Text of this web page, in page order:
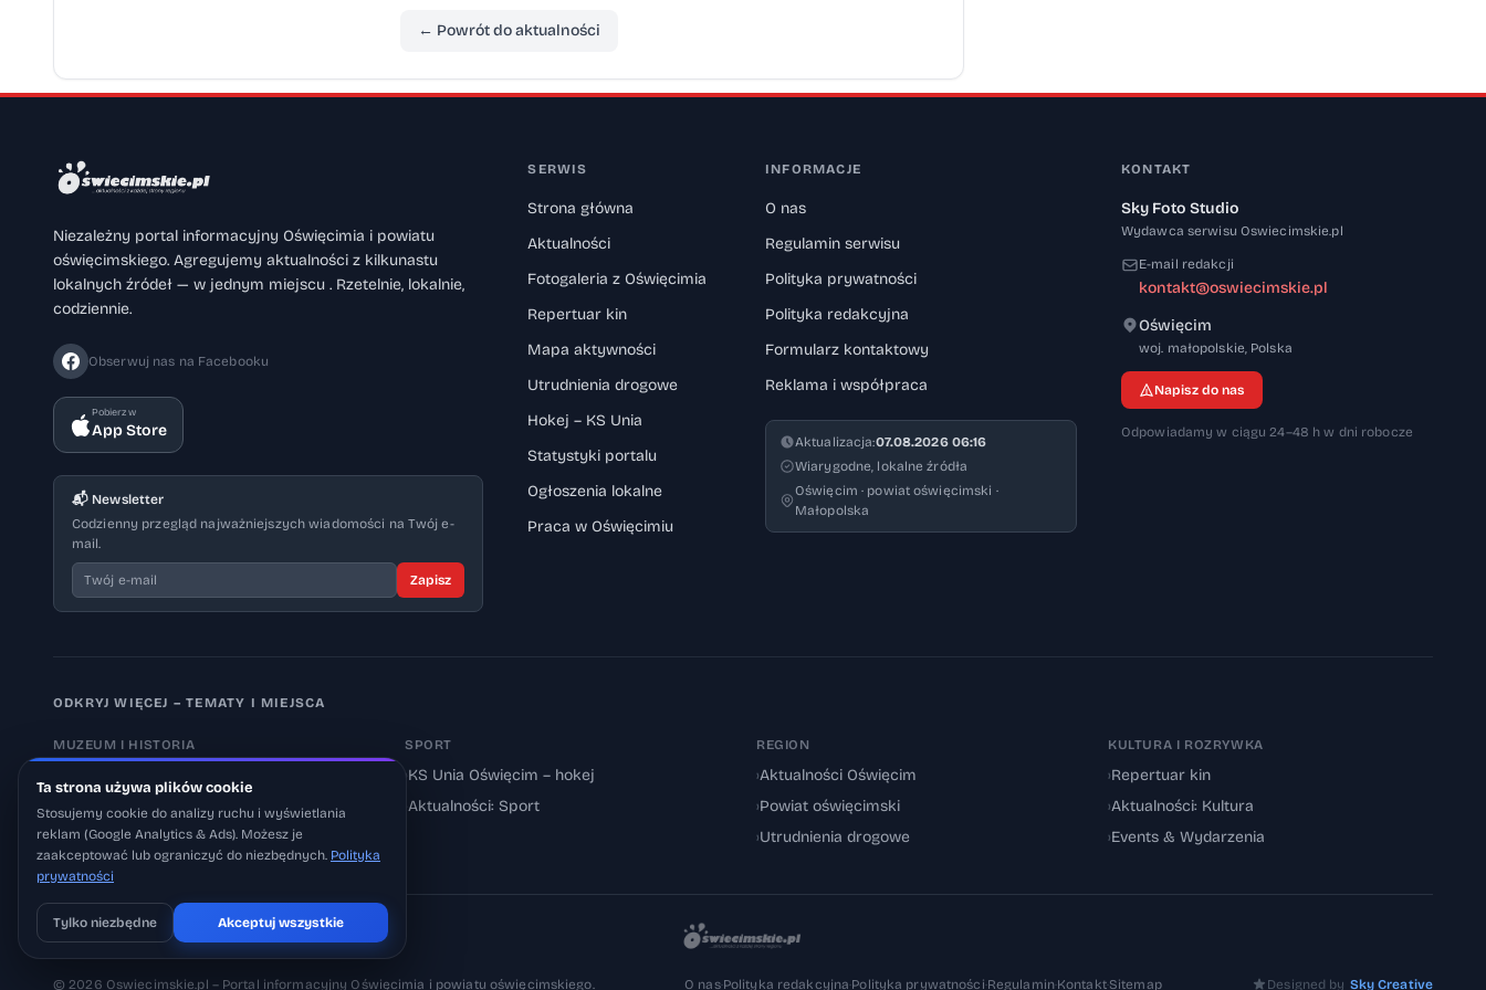
Dniowi Otwartemu OSP Kęty Podlesie, którego zapowiedź znajdą Państwo >>> tutaj <<<.
← Powrót do aktualności
Niezależny portal informacyjny Oświęcimia i powiatu
oświęcimskiego. Agregujemy aktualności z kilkunastu
lokalnych źródeł — w jednym miejscu . Rzetelnie, lokalnie,
codziennie.
Obserwuj nas na Facebooku
Pobierz w
App Store
📬 Newsletter
Codzienny przegląd najważniejszych wiadomości na Twój e-
mail.
Zapisz
SERWIS
Strona główna
Aktualności
Fotogaleria z Oświęcimia
Repertuar kin
Mapa aktywności
Utrudnienia drogowe
Hokej – KS Unia
Statystyki portalu
Ogłoszenia lokalne
Praca w Oświęcimiu
INFORMACJE
O nas
Regulamin serwisu
Polityka prywatności
Polityka redakcyjna
Formularz kontaktowy
Reklama i współpraca
Aktualizacja:07.08.2026 06:16
Wiarygodne, lokalne źródła
Oświęcim · powiat oświęcimski ·
Małopolska
KONTAKT
Sky Foto Studio
Wydawca serwisu Oswiecimskie.pl
E-mail redakcji
kontakt@oswiecimskie.pl
Oświęcim
woj. małopolskie, 32-600
Polska
Napisz do nas
Odpowiadamy w ciągu 24–48 h w dni robocze
ODKRYJ WIĘCEJ – TEMATY I MIEJSCA
MUZEUM I HISTORIA
› Aktualności: Muzeum
›Aktualności: Historia
SPORT
›KS Unia Oświęcim – hokej
Aktualności: Sport
REGION
›Aktualności Oświęcim
›Powiat oświęcimski
›Utrudnienia drogowe
KULTURA I ROZRYWKA
›Repertuar kin
›Aktualności: Kultura
›Events & Wydarzenia
© 2026 Oswiecimskie.pl – Portal informacyjny Oświęcimia i powiatu oświęcimskiego. O nas·Polityka redakcyjna·Polityka prywatności·Regulamin·Kontakt·Sitemap Designed by Sky Creative
Ta strona używa plików cookie
Stosujemy cookie do analizy ruchu i wyświetlania
reklam (Google Analytics & Ads). Możesz je
zaakceptować lub ograniczyć do niezbędnych. Polityka
prywatności
Tylko niezbędne Akceptuj wszystkie
Pobierz na iOS